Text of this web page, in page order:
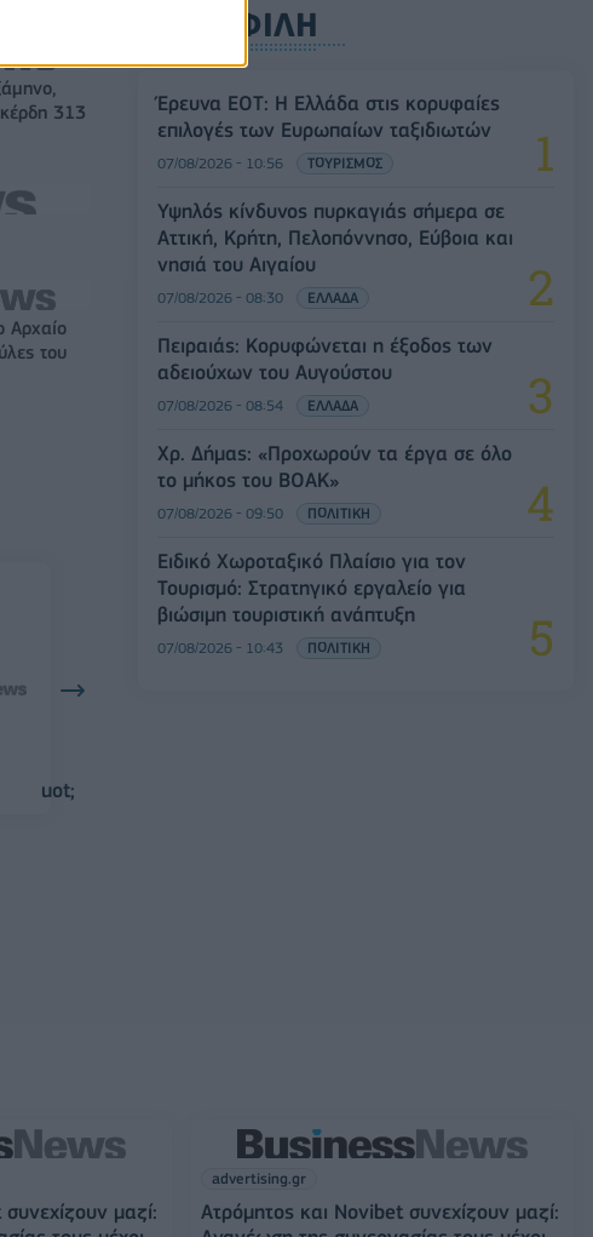
313
Αρχαίο
του
ΔΗΜΟΦΙΛΗ
Έρευνα ΕΟΤ: Η Ελλάδα στις κορυφαίες
επιλογές των Ευρωπαίων ταξιδιωτών
07/08/2026 - 10:56 ΤΟΥΡΙΣΜΟΣ
Υψηλός κίνδυνος πυρκαγιάς σήμερα σε
Αττική, Κρήτη, Πελοπόννησο, Εύβοια και
νησιά του Αιγαίου
07/08/2026 - 08:30 ΕΛΛΑΔΑ
Πειραιάς: Κορυφώνεται η έξοδος των
αδειούχων του Αυγούστου
07/08/2026 - 08:54 ΕΛΛΑΔΑ
Χρ. Δήμας: «Προχωρούν τα έργα σε όλο
το μήκος του ΒΟΑΚ»
07/08/2026 - 09:50 ΠΟΛΙΤΙΚΗ
Ειδικό Χωροταξικό Πλαίσιο για τον
Τουρισμό: Στρατηγικό εργαλείο για
βιώσιμη τουριστική ανάπτυξη
07/08/2026 - 10:43 ΠΟΛΙΤΙΚΗ
μαζί:
advertising.gr
Ατρόμητος και Novibet συνεχίζουν μαζί: